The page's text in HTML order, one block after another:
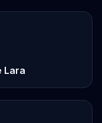
Lara